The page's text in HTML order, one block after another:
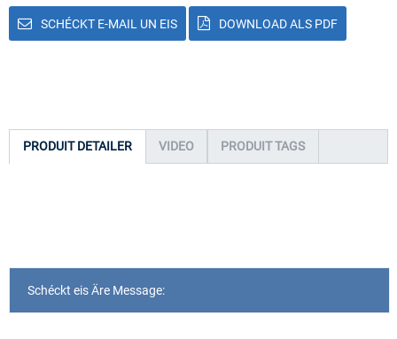
SCHÉCKT E-MAIL UN EIS DOWNLOAD ALS PDF
PRODUIT DETAILER VIDEO PRODUIT TAGS
Schéckt eis Äre Message: